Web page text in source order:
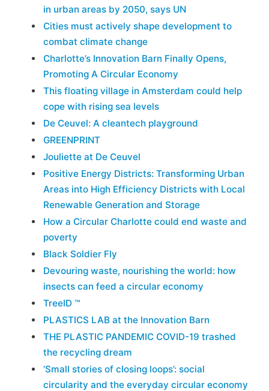
in urban areas by 2050, says UN
Cities must actively shape development to
combat climate change
Charlotte’s Innovation Barn Finally Opens,
Promoting A Circular Economy
This floating village in Amsterdam could help
cope with rising sea levels
De Ceuvel: A cleantech playground
GREENPRINT
Jouliette at De Ceuvel
Positive Energy Districts: Transforming Urban
Areas into High Efficiency Districts with Local
Renewable Generation and Storage
How a Circular Charlotte could end waste and
poverty
Black Soldier Fly
Devouring waste, nourishing the world: how
insects can feed a circular economy
TreeID ™
PLASTICS LAB at the Innovation Barn
THE PLASTIC PANDEMIC COVID-19 trashed
the recycling dream
‘Small stories of closing loops’: social
circularity and the everyday circular economy